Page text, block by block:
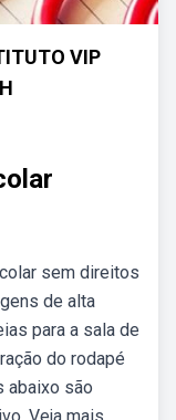
VIP
sem direitos
de alta
para a sala de
do rodapé
abaixo são